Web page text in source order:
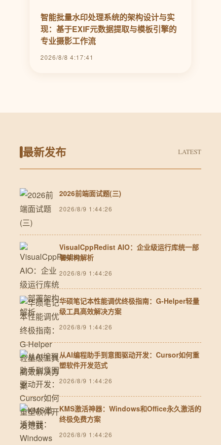
智能批量水印处理系统的架构设计与实
现：基于EXIF元数据提取与模板引擎的
专业摄影工作流
2026/8/8 4:17:41
最新发布 LATEST
2026前端面试题(三)
2026/8/9 1:44:26
VisualCppRedist AIO：企业级运行库统一部
署架构解析
2026/8/9 1:44:26
华硕笔记本性能调优终极指南：G-Helper轻量
级工具高效解决方案
2026/8/9 1:44:26
从AI编程助手到意图驱动开发：Cursor如何重
塑软件开发范式
2026/8/9 1:44:26
KMS激活神器：Windows和Office永久激活的
终极免费方案
2026/8/9 1:44:26